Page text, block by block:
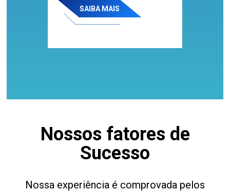
SAIBA MAIS
Nossos fatores de
Sucesso
Nossa experiência é comprovada pelos